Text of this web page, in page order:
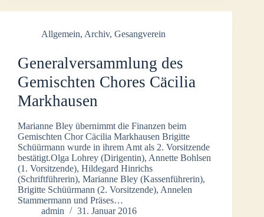
Allgemein, Archiv, Gesangverein
Generalversammlung des
Gemischten Chores Cäcilia
Markhausen
Marianne Bley übernimmt die Finanzen beim
Gemischten Chor Cäcilia Markhausen Brigitte
Schüürmann wurde in ihrem Amt als 2. Vorsitzende
bestätigt.Olga Lohrey (Dirigentin), Annette Bohlsen
(1. Vorsitzende), Hildegard Hinrichs
(Schriftführerin), Marianne Bley (Kassenführerin),
Brigitte Schüürmann (2. Vorsitzende), Annelen
Stammermann und Präses…
admin
31. Januar 2016